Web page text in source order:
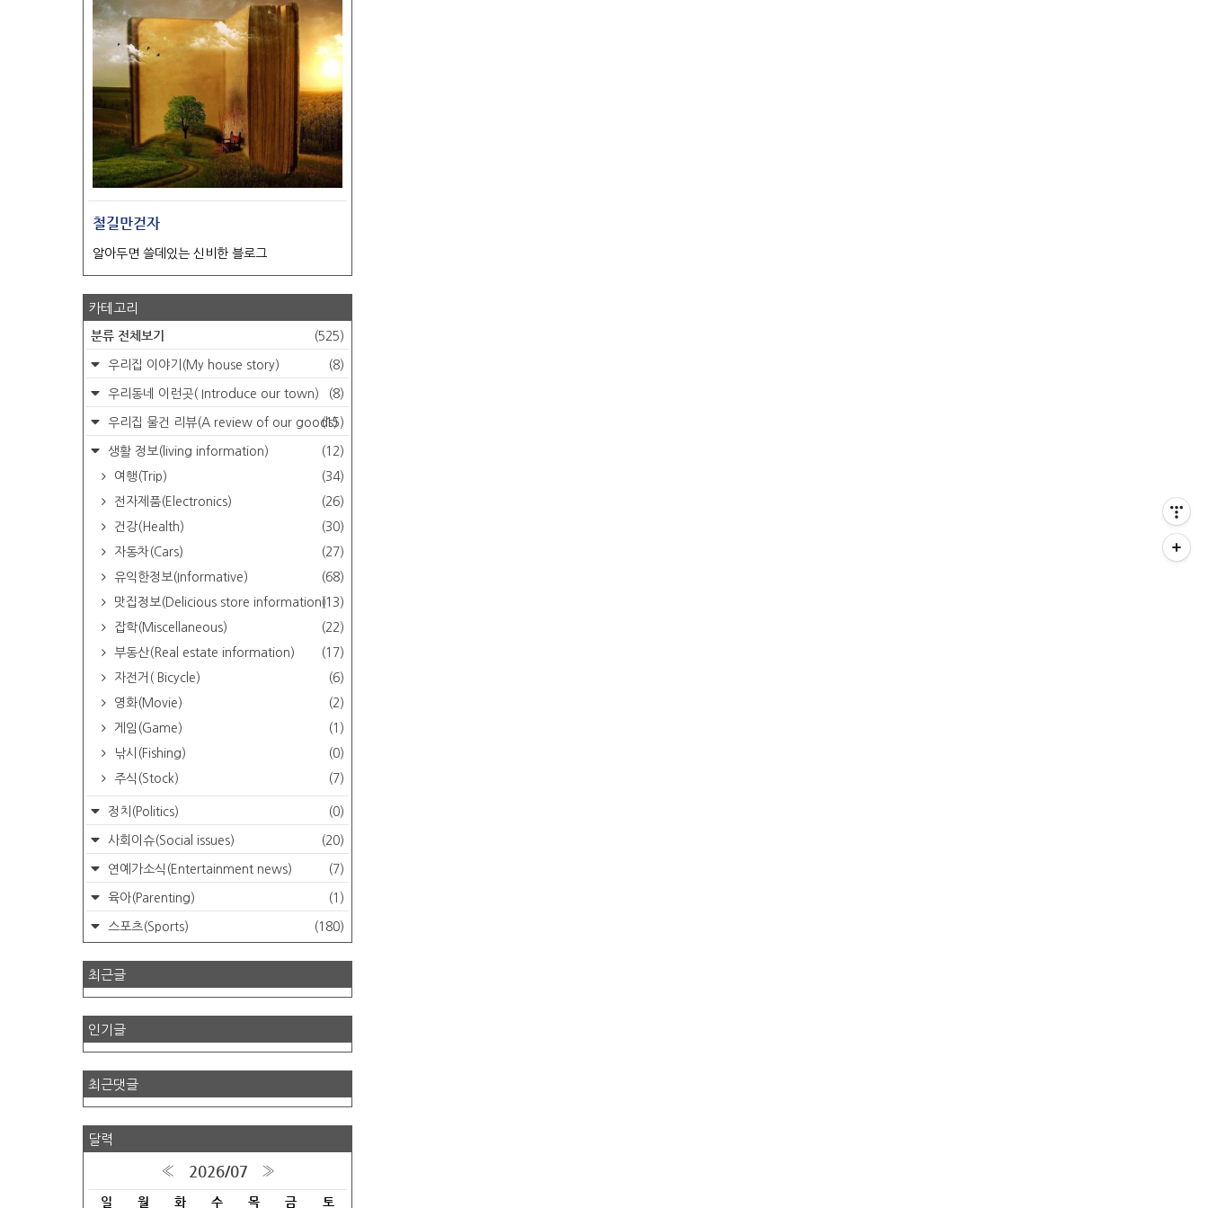
철길만걷자
알아두면 쓸데있는 신비한 블로그
카테고리
분류 전체보기 (525)
우리집 이야기(My house story) (8)
우리동네 이런곳( Introduce our town) (8)
우리집 물건 리뷰(A review of our goods)
(15)
생활 정보(living information)
(12)
여행(Trip)
(34)
전자제품(Electronics)
(26)
건강(Health)
(30)
자동차(Cars)
(27)
유익한정보(Informative)
(68)
맛집정보(Delicious store information)(13)
잡학(Miscellaneous)
(22)
부동산(Real estate information)
(17)
자전거( Bicycle)
(6)
영화(Movie)
(2)
게임(Game)
(1)
낚시(Fishing)
(0)
주식(Stock)
(7)
정치(Politics) (0)
사회이슈(Social issues) (20)
연예가소식(Entertainment news) (7)
육아(Parenting) (1)
스포츠(Sports) (180)
최근글
인기글
최근댓글
달력
« 2026/07 »
일 월 화 수 목 금 토